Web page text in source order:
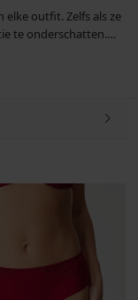
elke outfit. Zelfs als ze
te onderschatten.
geven aan
en van